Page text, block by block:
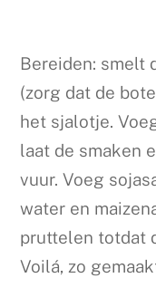
Bereiden: smelt
(zorg dat de
het sjalotje.
laat de smaken
vuur. Voeg
water en
pruttelen totdat
Voilá, zo